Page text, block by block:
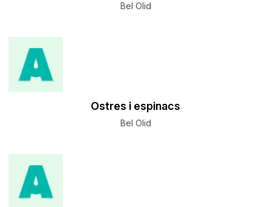
Bel Olid
Ostres i espinacs
Bel Olid